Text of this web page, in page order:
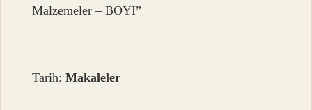
Malzemeler – BOYI”
Tarih:Makaleler